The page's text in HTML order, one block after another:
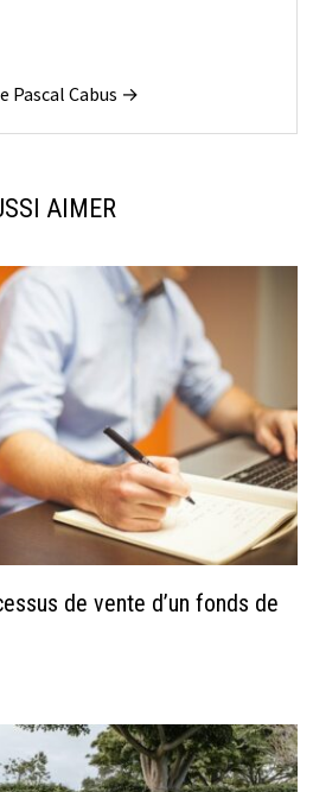
Pascal Cabus →
AIMER
de vente d’un fonds de